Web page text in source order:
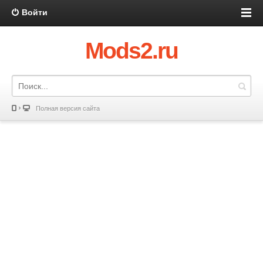
Войти
Mods2.ru
Полная версия сайта